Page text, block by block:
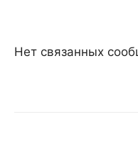
Нет связанных